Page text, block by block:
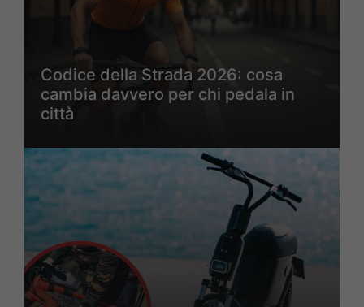
Codice della Strada 2026: cosa
cambia davvero per chi pedala in
città